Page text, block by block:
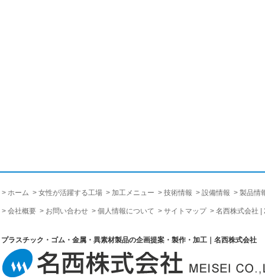
ホーム 女性が活躍する工場 加工メニュー 技術情報 設備情報 製品情
会社概要 お問い合わせ 個人情報について サイトマップ 名西株式会社 |
プラスチック・ゴム・金属・異素材製品の企画提案・製作・加工｜名西株式会社